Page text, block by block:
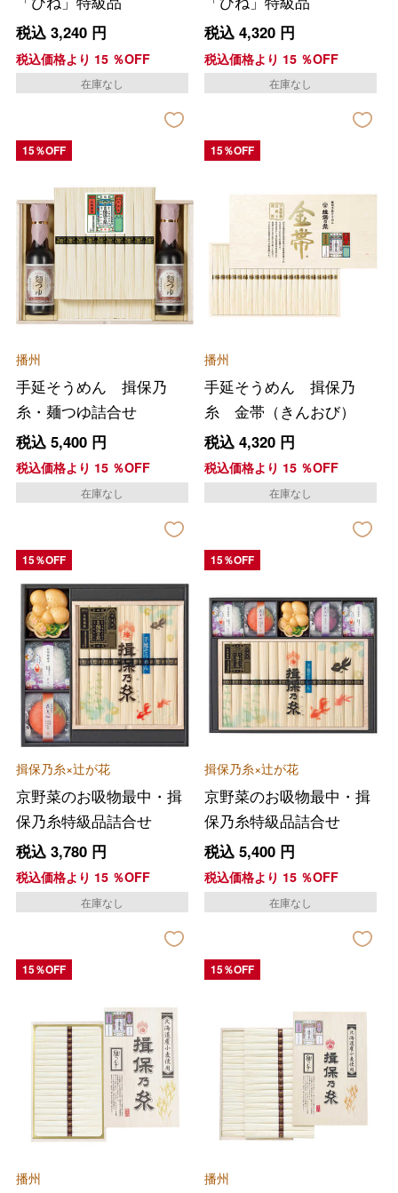
税込 3,240円
税込価格より 15％OFF
在庫なし
税込 4,320円
税込価格より 15％OFF
在庫なし
15％OFF
播州
手延そうめん 揖保乃
糸・麺つゆ詰合せ
税込 5,400円
税込価格より 15％OFF
在庫なし
15％OFF
播州
手延そうめん 揖保乃
糸 金帯（きんおび）
税込 4,320円
税込価格より 15％OFF
在庫なし
15％OFF
揖保乃糸×辻が花
京野菜のお吸物最中・揖
保乃糸特級品詰合せ
税込 3,780円
税込価格より 15％OFF
在庫なし
15％OFF
揖保乃糸×辻が花
京野菜のお吸物最中・揖
保乃糸特級品詰合せ
税込 5,400円
税込価格より 15％OFF
在庫なし
15％OFF
播州
15％OFF
播州